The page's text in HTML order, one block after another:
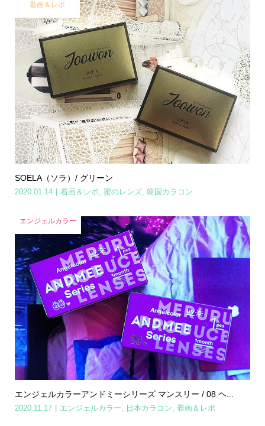
着画＆レポ
SOELA（ソラ）/ グリーン
2020.01.14 着画＆レポ 蜜のレンズ, 韓国カラコン
エンジェルカラー
エンジェルカラーアンドミーシリーズ マンスリー / 08 ヘ...
2020.11.17 エンジェルカラー 日本カラコン 着画＆レポ